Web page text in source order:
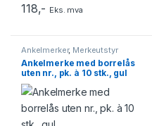
118,- Eks. mva
Ankelmerker, Merkeutstyr
Ankelmerke med borrelås
uten nr., pk. à 10 stk., gul